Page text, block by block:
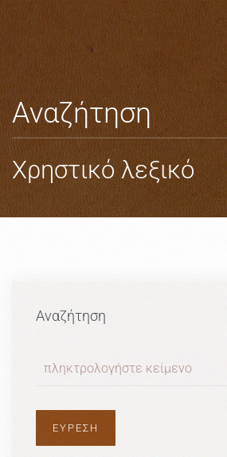
Skip to main content
Αναζήτηση
Χρηστικό λεξικό
Αναζήτηση